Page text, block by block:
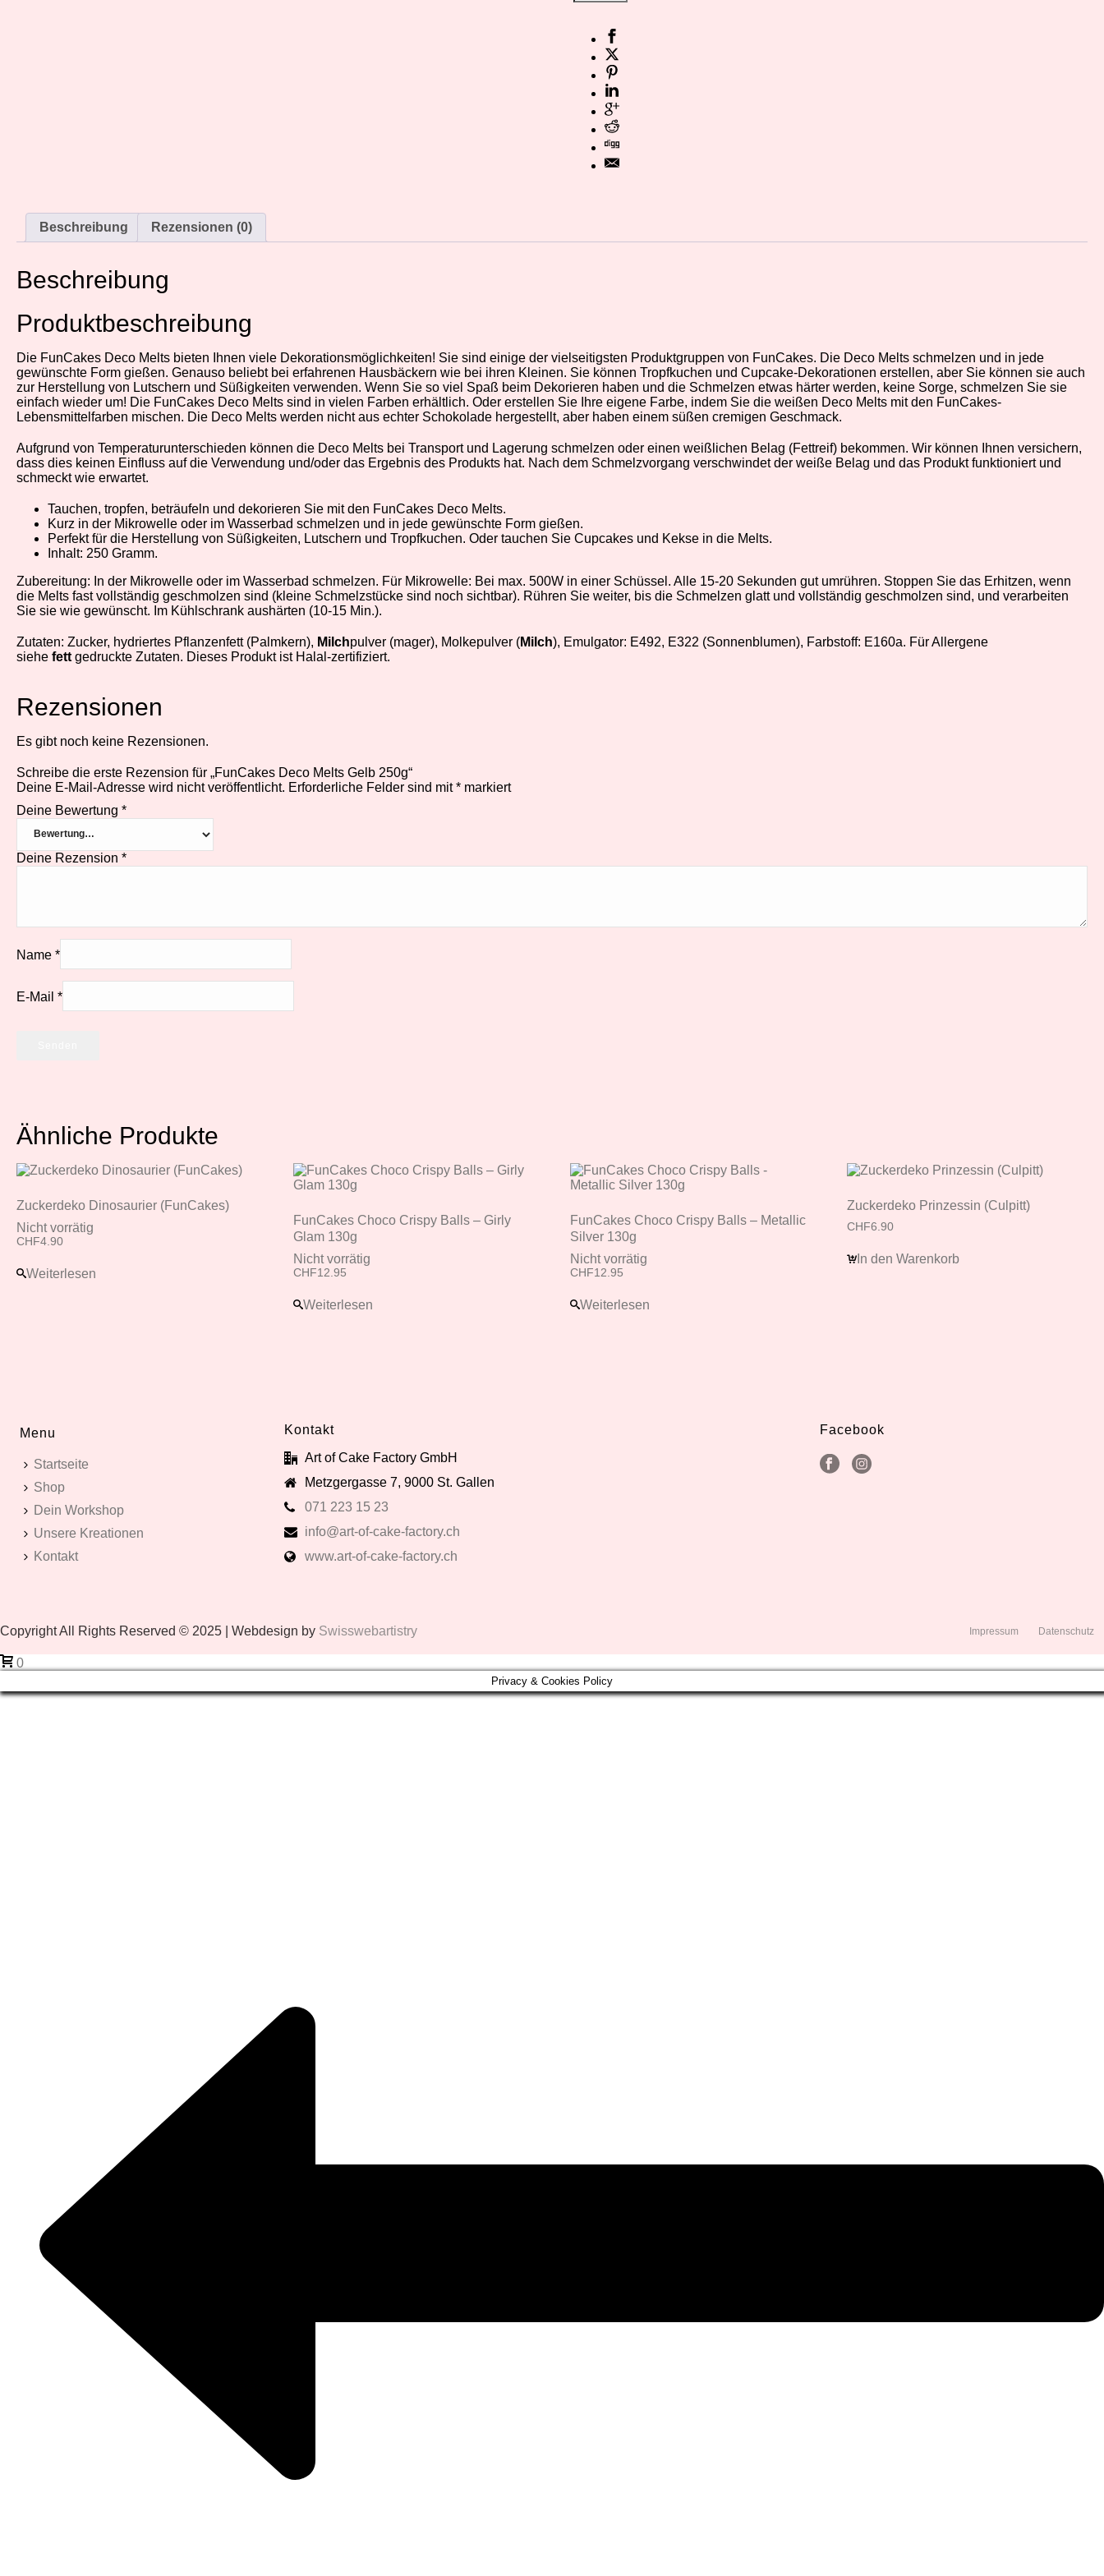
Beschreibung Rezensionen (0)
Beschreibung
Produktbeschreibung
Die FunCakes Deco Melts bieten Ihnen viele Dekorationsmöglichkeiten! Sie sind einige der vielseitigsten Produktgruppen von FunCakes. Die Deco Melts schmelzen und in jede
gewünschte Form gießen. Genauso beliebt bei erfahrenen Hausbäckern wie bei ihren Kleinen. Sie können Tropfkuchen und Cupcake-Dekorationen erstellen, aber Sie können sie auch
zur Herstellung von Lutschern und Süßigkeiten verwenden. Wenn Sie so viel Spaß beim Dekorieren haben und die Schmelzen etwas härter werden, keine Sorge, schmelzen Sie sie
einfach wieder um! Die FunCakes Deco Melts sind in vielen Farben erhältlich. Oder erstellen Sie Ihre eigene Farbe, indem Sie die weißen Deco Melts mit den FunCakes-
Lebensmittelfarben mischen. Die Deco Melts werden nicht aus echter Schokolade hergestellt, aber haben einem süßen cremigen Geschmack.
Aufgrund von Temperaturunterschieden können die Deco Melts bei Transport und Lagerung schmelzen oder einen weißlichen Belag (Fettreif) bekommen. Wir können Ihnen versichern,
dass dies keinen Einfluss auf die Verwendung und/oder das Ergebnis des Produkts hat. Nach dem Schmelzvorgang verschwindet der weiße Belag und das Produkt funktioniert und
schmeckt wie erwartet.
Tauchen, tropfen, beträufeln und dekorieren Sie mit den FunCakes Deco Melts.
Kurz in der Mikrowelle oder im Wasserbad schmelzen und in jede gewünschte Form gießen.
Perfekt für die Herstellung von Süßigkeiten, Lutschern und Tropfkuchen. Oder tauchen Sie Cupcakes und Kekse in die Melts.
Inhalt: 250 Gramm.
Zubereitung: In der Mikrowelle oder im Wasserbad schmelzen. Für Mikrowelle: Bei max. 500W in einer Schüssel. Alle 15-20 Sekunden gut umrühren. Stoppen Sie das Erhitzen, wenn
die Melts fast vollständig geschmolzen sind (kleine Schmelzstücke sind noch sichtbar). Rühren Sie weiter, bis die Schmelzen glatt und vollständig geschmolzen sind, und verarbeiten
Sie sie wie gewünscht. Im Kühlschrank aushärten (10-15 Min.).
Zutaten: Zucker, hydriertes Pflanzenfett (Palmkern), Milchpulver (mager), Molkepulver (Milch), Emulgator: E492, E322 (Sonnenblumen), Farbstoff: E160a. Für Allergene
siehe fett gedruckte Zutaten. Dieses Produkt ist Halal-zertifiziert.
Rezensionen
Es gibt noch keine Rezensionen.
Schreibe die erste Rezension für „FunCakes Deco Melts Gelb 250g“
Deine E-Mail-Adresse wird nicht veröffentlicht. Erforderliche Felder sind mit* markiert
Deine Bewertung *
Deine Rezension *
Name *
E-Mail *
Ähnliche Produkte
Zuckerdeko Dinosaurier (FunCakes)
Nicht vorrätig
CHF4.90
Weiterlesen
FunCakes Choco Crispy Balls – Girly
Glam 130g
Nicht vorrätig
CHF12.95
Weiterlesen
FunCakes Choco Crispy Balls – Metallic
Silver 130g
Nicht vorrätig
CHF12.95
Weiterlesen
Zuckerdeko Prinzessin (Culpitt)
CHF6.90
In den Warenkorb
Menu
Startseite
Shop
Dein Workshop
Unsere Kreationen
Kontakt
Kontakt
Art of Cake Factory GmbH
Metzgergasse 7, 9000 St. Gallen
071 223 15 23
info@art-of-cake-factory.ch
www.art-of-cake-factory.ch
Facebook
Copyright All Rights Reserved © 2025 | Webdesign by Swisswebartistry Impressum Datenschutz
0
Privacy & Cookies Policy